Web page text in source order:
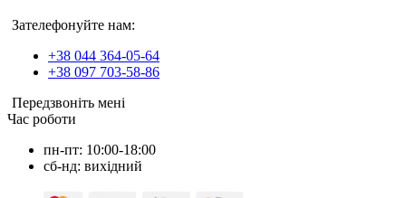
Зателефонуйте нам:
+38 044 364-05-64
+38 097 703-58-86
Передзвоніть мені
Час роботи
пн-пт: 10:00-18:00
сб-нд: вихідний